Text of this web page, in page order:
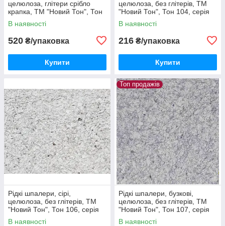
целюлоза, глітери срібло
крапка, ТМ "Новий Тон", Тон
103, серія "Лофт", 1 упак на
4м2
В наявності
520 ₴/упаковка
Купити
целюлоза, без глітерів, ТМ
"Новий Тон", Тон 104, серія
"Лофт" на 4м2/1упак
В наявності
216 ₴/упаковка
Купити
Рідкі шпалери, сірі,
целюлоза, без глітерів, ТМ
"Новий Тон", Тон 106, серія
"Лофт", 1 упак на 4м2
В наявності
Топ продажів
Рідкі шпалери, бузкові,
целюлоза, без глітерів, ТМ
"Новий Тон", Тон 107, серія
"Лофт", 1упак на 4м2
В наявності